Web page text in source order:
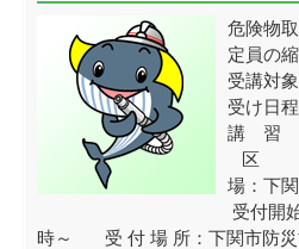
危険物
定員の
受講対
受け日
講 習
区
場：下
受付開
時～ 受 付 場 所：下関市防